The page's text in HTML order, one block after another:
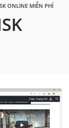
ONLINE MIỄN PHÍ